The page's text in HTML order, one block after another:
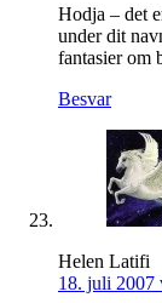
Hodja – det
under dit
fantasier om
Besvar
Helen Latifi
18. juli 2007